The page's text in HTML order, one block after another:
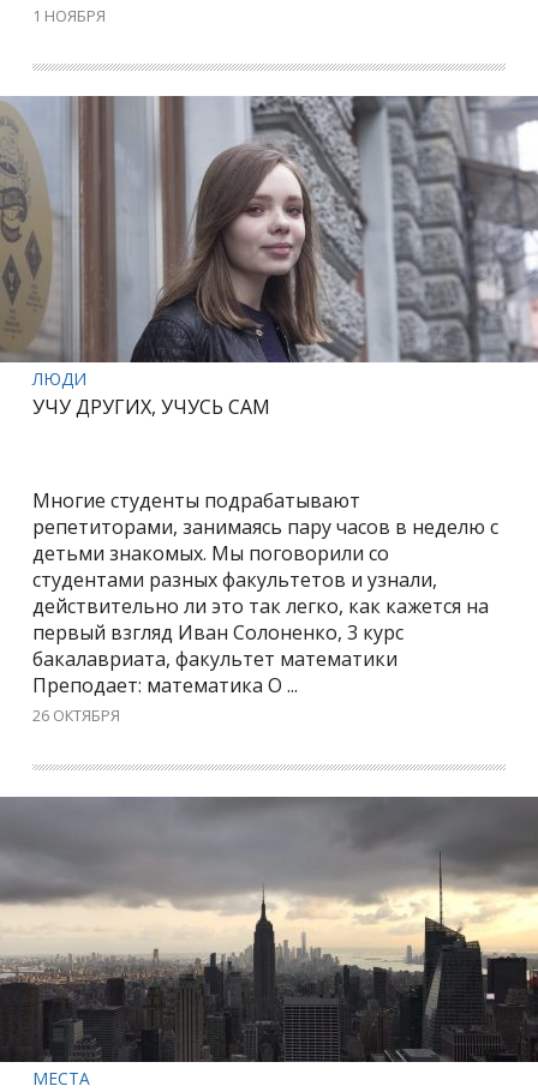
1 НОЯБРЯ
ЛЮДИ
УЧУ ДРУГИХ, УЧУСЬ САМ
Многие студенты подрабатывают
репетиторами, занимаясь пару часов в неделю с
детьми знакомых. Мы поговорили со
студентами разных факультетов и узнали,
действительно ли это так легко, как кажется на
первый взгляд Иван Солоненко, 3 курс
бакалавриата, факультет математики
Преподает: математика О ...
26 ОКТЯБРЯ
МЕСТА